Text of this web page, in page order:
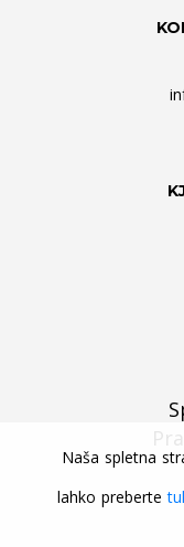
Naša spletna
lahko preberte